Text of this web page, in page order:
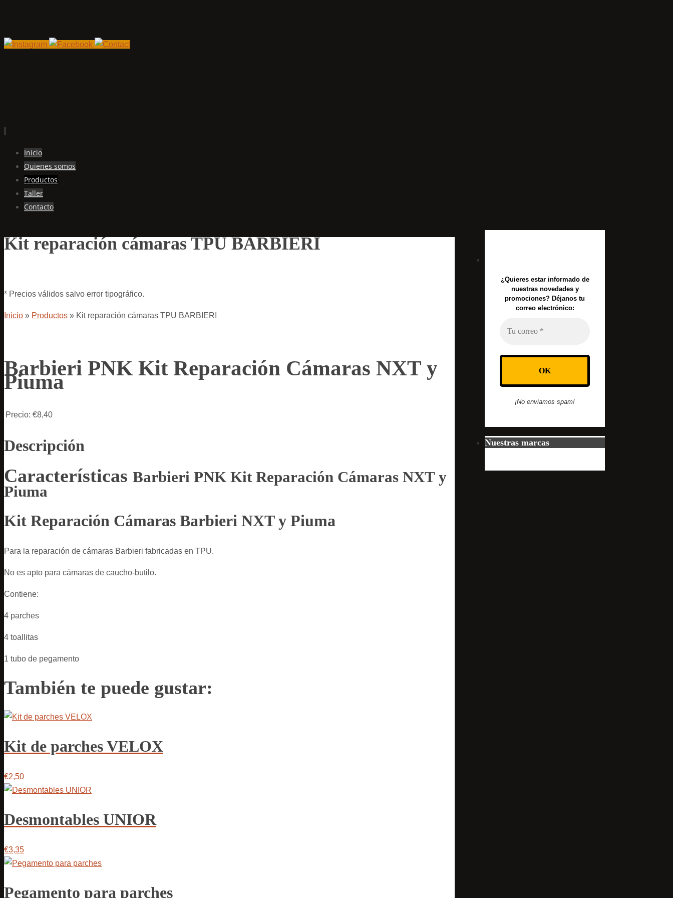
contenido
Inicio
Quienes somos
Productos
Taller
Contacto
Kit reparación cámaras TPU BARBIERI
* Precios válidos salvo error tipográfico.
Inicio » Productos » Kit reparación cámaras TPU BARBIERI
Barbieri PNK Kit Reparación Cámaras NXT y
Piuma
Precio: €8,40
Descripción
Características Barbieri PNK Kit Reparación Cámaras NXT y
Piuma
Kit Reparación Cámaras Barbieri NXT y Piuma
Para la reparación de cámaras Barbieri fabricadas en TPU.
No es apto para cámaras de caucho-butilo.
Contiene:
4 parches
4 toallitas
1 tubo de pegamento
También te puede gustar:
Kit de parches VELOX
€2,50
Desmontables UNIOR
€3,35
Pegamento para parches
¿Quieres estar informado de
nuestras novedades y
promociones? Déjanos tu
correo electrónico:
¡No enviamos spam!
Nuestras marcas